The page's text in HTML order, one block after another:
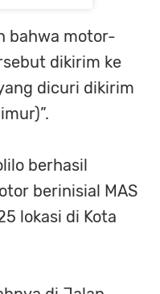
bahwa motor-
dikirim ke
dicuri dikirim
berhasil
berinisial MAS
lokasi di Kota